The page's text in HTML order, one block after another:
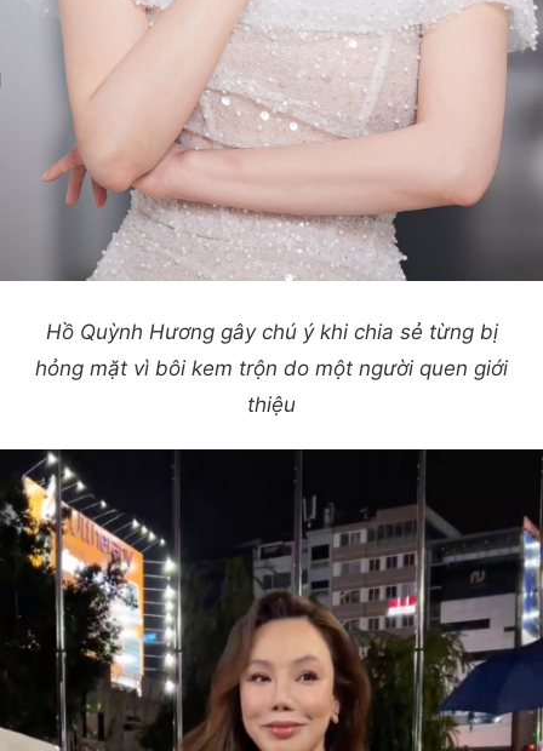
Hồ Quỳnh Hương gây chú ý khi chia sẻ từng bị
hỏng mặt vì bôi kem trộn do một người quen giới
thiệu